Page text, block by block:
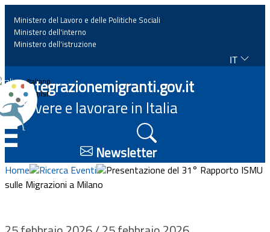
Home
News
Approfondimenti
Eventi
Ministero del Lavoro e delle Politiche Sociali
Ministero dell'interno
Ministero dell'istruzione
IT
Italiano
English
Integrazionemigranti.gov.it
Vivere e lavorare in Italia
Newsletter
Home Ricerca Eventi
Presentazione del 31° Rapporto ISMU
sulle Migrazioni a Milano